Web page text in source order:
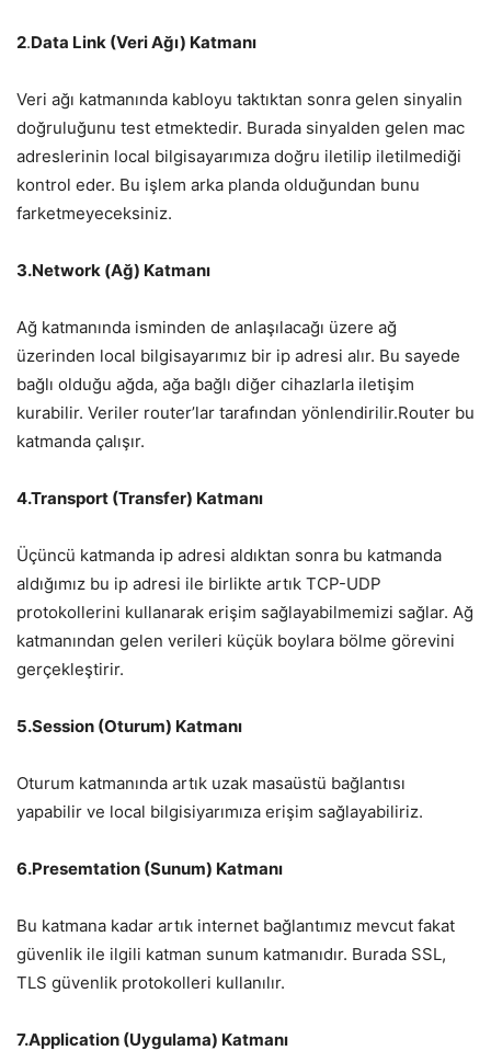
2.Data Link (Veri Ağı) Katmanı
Veri ağı katmanında kabloyu taktıktan sonra gelen sinyalin
doğruluğunu test etmektedir. Burada sinyalden gelen mac
adreslerinin local bilgisayarımıza doğru iletilip iletilmediği
kontrol eder. Bu işlem arka planda olduğundan bunu
farketmeyeceksiniz.
3.Network (Ağ) Katmanı
Ağ katmanında isminden de anlaşılacağı üzere ağ
üzerinden local bilgisayarımız bir ip adresi alır. Bu sayede
bağlı olduğu ağda, ağa bağlı diğer cihazlarla iletişim
kurabilir. Veriler router’lar tarafından yönlendirilir.Router bu
katmanda çalışır.
4.Transport (Transfer) Katmanı
Üçüncü katmanda ip adresi aldıktan sonra bu katmanda
aldığımız bu ip adresi ile birlikte artık TCP-UDP
protokollerini kullanarak erişim sağlayabilmemizi sağlar. Ağ
katmanından gelen verileri küçük boylara bölme görevini
gerçekleştirir.
5.Session (Oturum) Katmanı
Oturum katmanında artık uzak masaüstü bağlantısı
yapabilir ve local bilgisiyarımıza erişim sağlayabiliriz.
6.Presemtation (Sunum) Katmanı
Bu katmana kadar artık internet bağlantımız mevcut fakat
güvenlik ile ilgili katman sunum katmanıdır. Burada SSL,
TLS güvenlik protokolleri kullanılır.
7.Application (Uygulama) Katmanı